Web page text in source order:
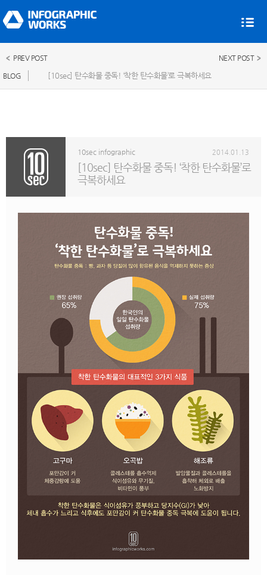
BLOG [10sec] 탄수화물 중독! ‘착한 탄수화물’로 극복하세요
PREV POST NEXT POST
10sec infographic
[10sec] 탄수화물 중독! ‘착한 탄수화물’로
극복하세요
2014.01.13